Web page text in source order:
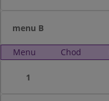
menu B
Menu Chod
1